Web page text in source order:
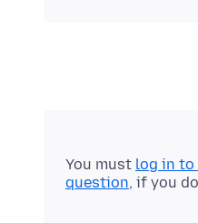
You must log in to
question, if you